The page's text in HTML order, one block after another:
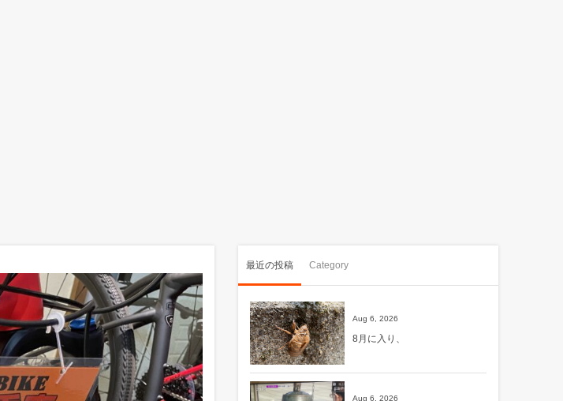
最近の投稿 Category
Aug 6, 2026
8月に入り、
Aug 6, 2026